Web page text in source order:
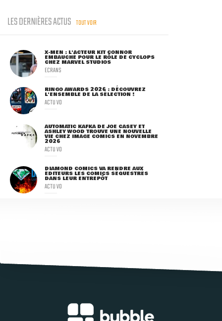
LES DERNIÈRES ACTUS TOUT VOIR
X-MEN : L'ACTEUR KIT CONNOR
EMBAUCHÉ POUR LE RÔLE DE CYCLOPS
CHEZ MARVEL STUDIOS
ECRANS
RINGO AWARDS 2026 : DÉCOUVREZ
L'ENSEMBLE DE LA SÉLECTION !
ACTU VO
AUTOMATIC KAFKA DE JOE CASEY ET
ASHLEY WOOD TROUVE UNE NOUVELLE
VIE CHEZ IMAGE COMICS EN NOVEMBRE
2026
ACTU VO
DIAMOND COMICS VA RENDRE AUX
ÉDITEURS LES COMICS SÉQUESTRÉS
DANS LEUR ENTREPÔT
ACTU VO